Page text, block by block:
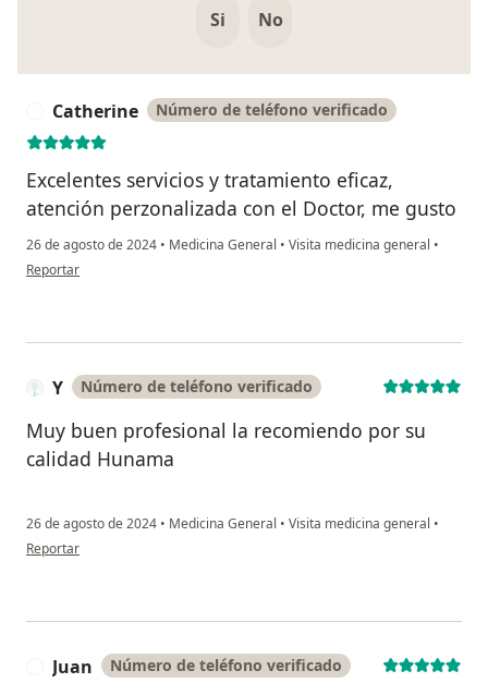
Si No
Catherine Número de teléfono verificado
Excelentes servicios y tratamiento eficaz,
atención perzonalizada con el Doctor, me gusto
26 de agosto de 2024 • Medicina General • Visita medicina general •
en opinión del usuario Catherine
Reportar
Y Número de teléfono verificado
Muy buen profesional la recomiendo por su
calidad Hunama
26 de agosto de 2024 • Medicina General • Visita medicina general •
en opinión del usuario Y
Reportar
Juan Número de teléfono verificado